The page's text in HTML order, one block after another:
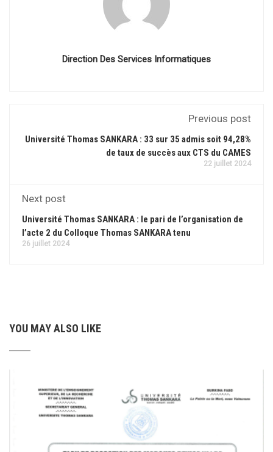
Direction Des Services Informatiques
Previous post
Université Thomas SANKARA : 33 sur 35 admis soit 94,28%
de taux de succès aux CTS du CAMES
22 juillet 2024
Next post
Université Thomas SANKARA : le pari de l’organisation de
l’acte 2 du Colloque Thomas SANKARA tenu
26 juillet 2024
YOU MAY ALSO LIKE